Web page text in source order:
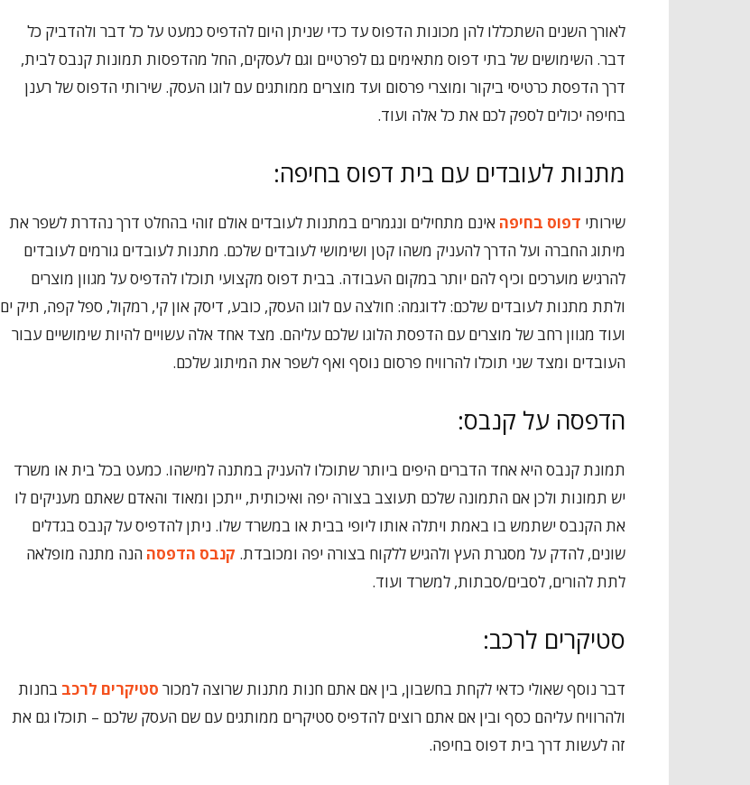
לאורך השנים השתכללו להן מכונות הדפוס עד כדי שניתן היום להדפיס כמעט על כל דבר ולהדביק כל
דבר. השימושים של בתי דפוס מתאימים גם לפרטיים וגם לעסקים, החל מהדפסות תמונות קנבס לבית,
דרך הדפסת כרטיסי ביקור ומוצרי פרסום ועד מוצרים ממותגים עם לוגו העסק. שירותי הדפוס של רענן
בחיפה יכולים לספק לכם את כל אלה ועוד.
מתנות לעובדים עם בית דפוס בחיפה:
שירותי דפוס בחיפה אינם מתחילים ונגמרים במתנות לעובדים אולם זוהי בהחלט דרך נהדרת לשפר את
מיתוג החברה ועל הדרך להעניק משהו קטן ושימושי לעובדים שלכם. מתנות לעובדים גורמים לעובדים
להרגיש מוערכים וכיף להם יותר במקום העבודה. בבית דפוס מקצועי תוכלו להדפיס על מגוון מוצרים
ולתת מתנות לעובדים שלכם: לדוגמה: חולצה עם לוגו העסק, כובע, דיסק און קי, רמקול, ספל קפה, תיק ים
ועוד מגוון רחב של מוצרים עם הדפסת הלוגו שלכם עליהם. מצד אחד אלה עשויים להיות שימושיים עבור
העובדים ומצד שני תוכלו להרוויח פרסום נוסף ואף לשפר את המיתוג שלכם.
הדפסה על קנבס:
תמונת קנבס היא אחד הדברים היפים ביותר שתוכלו להעניק במתנה למישהו. כמעט בכל בית או משרד
יש תמונות ולכן אם התמונה שלכם תעוצב בצורה יפה ואיכותית, ייתכן ומאוד והאדם שאתם מעניקים לו
את הקנבס ישתמש בו באמת ויתלה אותו ליופי בבית או במשרד שלו. ניתן להדפיס על קנבס בגדלים
שונים, להדק על מסגרת העץ ולהגיש ללקוח בצורה יפה ומכובדת. קנבס הדפסה הנה מתנה מופלאה
לתת להורים, לסבים/סבתות, למשרד ועוד.
סטיקרים לרכב:
דבר נוסף שאולי כדאי לקחת בחשבון, בין אם אתם חנות מתנות שרוצה למכור סטיקרים לרכב בחנות
ולהרוויח עליהם כסף ובין אם אתם רוצים להדפיס סטיקרים ממותגים עם שם העסק שלכם – תוכלו גם את
זה לעשות דרך בית דפוס בחיפה.